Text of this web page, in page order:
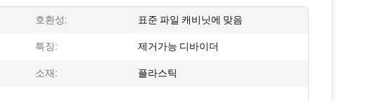
호환성: 표준 파일 캐비닛에 맞음
특징: 제거가능 디바이더
소재: 플라스틱